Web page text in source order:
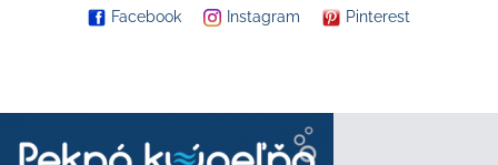
Facebook Instagram Pinterest